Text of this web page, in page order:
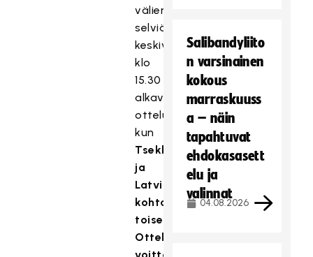
välierävastustaja
selviää
keskiviikkona
klo
15.30
alkavassa
ottelussa,
kun
Tsekki
ja
Latvia
kohtaavat
toisensa.
Ottelun
Salibandyliito
n varsinainen
kokous
marraskuuss
a – näin
tapahtuvat
ehdokasasett
elu ja
valinnat
04.08.2026